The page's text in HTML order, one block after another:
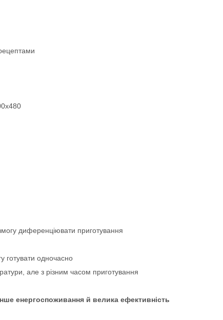
диференціювати приготування
готувати одночасно
але з різним часом приготування
енергоспоживання й велика ефективність